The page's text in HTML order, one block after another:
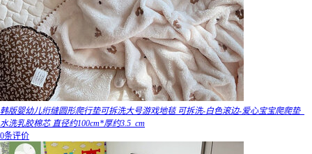
韩版婴幼儿绗缝圆形爬行垫可拆洗大号游戏地毯 可拆洗-白色滚边-爱心宝宝爬爬垫_
水洗乳胶棉芯 直径约100cm*厚约3.5_cm
0条评价